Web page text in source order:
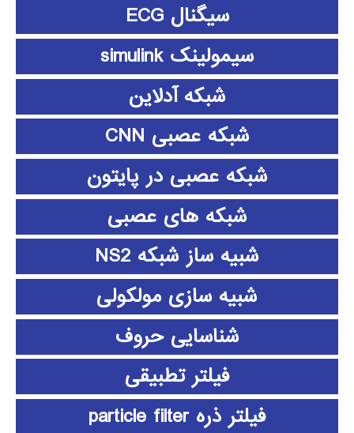
سیگنال ECG
سیمولینک simulink
شبکه آدلاین
شبکه عصبی CNN
شبکه عصبی در پایتون
شبکه های عصبی
شبیه ساز شبکه NS2
شبیه سازی مولکولی
شناسایی حروف
فیلتر تطبیقی
فیلتر ذره particle filter